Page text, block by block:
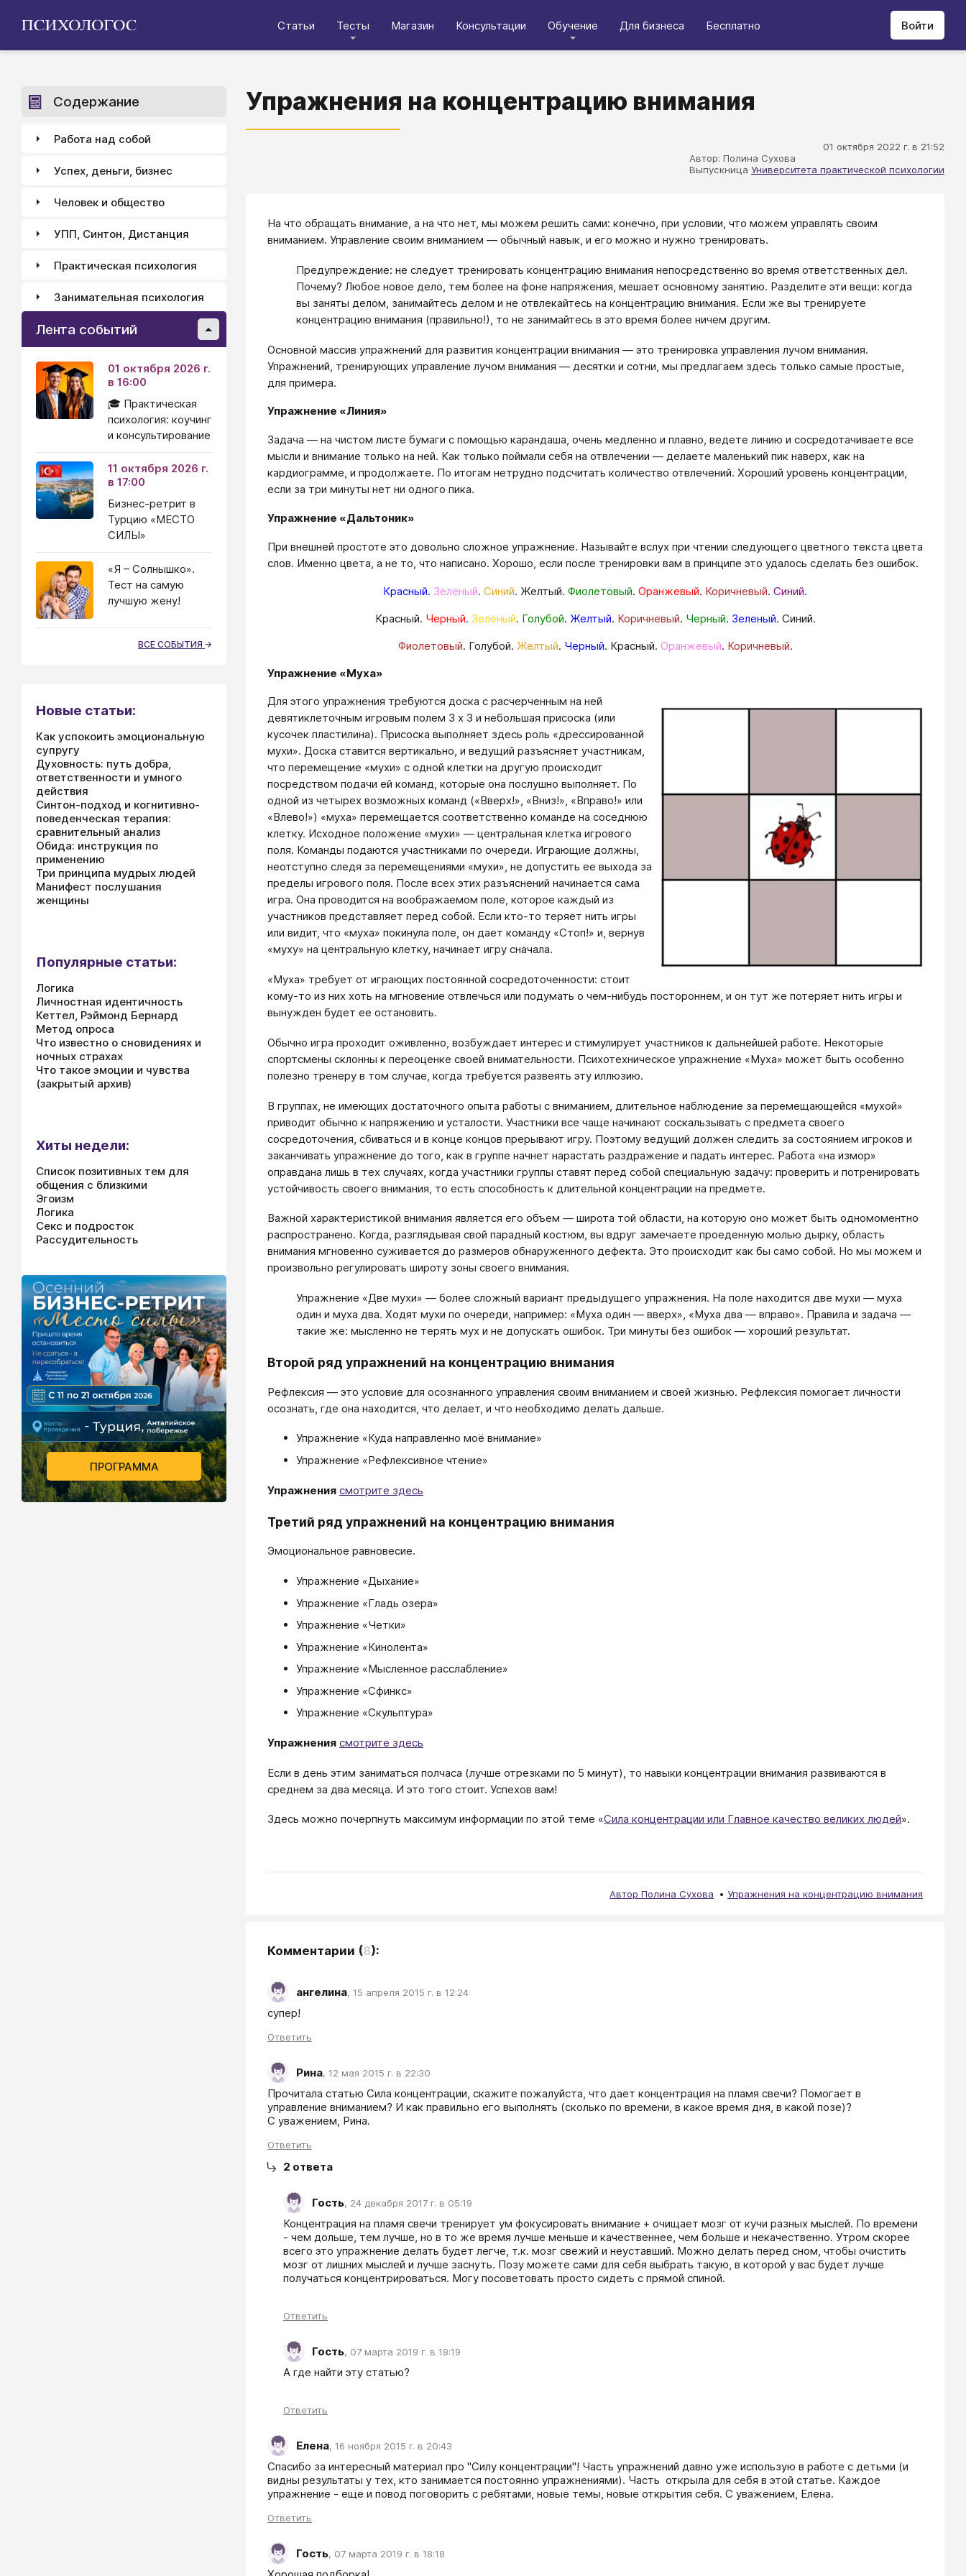
Статьи Тесты Магазин Консультации Обучение Для бизнеса Бесплатно Войти
Упражнения на концентрацию внимания
01 октября 2022 г. в 21:52
Автор: Полина Сухова
Выпускница Университета практической психологии
На что обращать внимание, а на что нет, мы можем решить сами: конечно, при условии, что можем управлять своим
вниманием. Управление своим вниманием ― обычный навык, и его можно и нужно тренировать.
Предупреждение: не следует тренировать концентрацию внимания непосредственно во время ответственных дел.
Почему? Любое новое дело, тем более на фоне напряжения, мешает основному занятию. Разделите эти вещи: когда
вы заняты делом, занимайтесь делом и не отвлекайтесь на концентрацию внимания. Если же вы тренируете
концентрацию внимания (правильно!), то не занимайтесь в это время более ничем другим.
Основной массив упражнений для развития концентрации внимания ― это тренировка управления лучом внимания.
Упражнений, тренирующих управление лучом внимания ― десятки и сотни, мы предлагаем здесь только самые простые,
для примера.
Упражнение «Линия»
Задача ― на чистом листе бумаги с помощью карандаша, очень медленно и плавно, ведете линию и сосредотачиваете все
мысли и внимание только на ней. Как только поймали себя на отвлечении ― делаете маленький пик наверх, как на
кардиограмме, и продолжаете. По итогам нетрудно подсчитать количество отвлечений. Хороший уровень концентрации,
если за три минуты нет ни одного пика.
Упражнение «Дальтоник»
При внешней простоте это довольно сложное упражнение. Называйте вслух при чтении следующего цветного текста цвета
слов. Именно цвета, а не то, что написано. Хорошо, если после тренировки вам в принципе это удалось сделать без ошибок.
Красный. Зеленый. Синий. Желтый. Фиолетовый. Оранжевый. Коричневый. Синий.
Красный. Черный. Зеленый. Голубой. Желтый. Коричневый. Черный. Зеленый. Синий.
Фиолетовый. Голубой. Желтый. Черный. Красный. Оранжевый. Коричневый.​
Упражнение «Муха»
Для этого упражнения требуются доска с расчерченным на ней
девятиклеточным игровым полем 3 х 3 и небольшая присоска (или
кусочек пластилина). Присоска выполняет здесь роль «дрессированной
мухи». Доска ставится вертикально, и ведущий разъясняет участникам,
что перемещение «мухи» с одной клетки на другую происходит
посредством подачи ей команд, которые она послушно выполняет. По
одной из четырех возможных команд («Вверх!», «Вниз!», «Вправо!» или
«Влево!») «муха» перемещается соответственно команде на соседнюю
клетку. Исходное положение «мухи» — центральная клетка игрового
поля. Команды подаются участниками по очереди. Играющие должны,
неотступно следя за перемещениями «мухи», не допустить ее выхода за
пределы игрового поля. После всех этих разъяснений начинается сама
игра. Она проводится на воображаемом поле, которое каждый из
участников представляет перед собой. Если кто-то теряет нить игры
или видит, что «муха» покинула поле, он дает команду «Стоп!» и, вернув
«муху» на центральную клетку, начинает игру сначала.
«Муха» требует от играющих постоянной сосредоточенности: стоит
кому-то из них хоть на мгновение отвлечься или подумать о чем-нибудь постороннем, и он тут же потеряет нить игры и
вынужден будет ее остановить.
Обычно игра проходит оживленно, возбуждает интерес и стимулирует участников к дальнейшей работе. Некоторые
спортсмены склонны к переоценке своей внимательности. Психотехническое упражнение «Муха» может быть особенно
полезно тренеру в том случае, когда требуется развеять эту иллюзию.
В группах, не имеющих достаточного опыта работы с вниманием, длительное наблюдение за перемещающейся «мухой»
приводит обычно к напряжению и усталости. Участники все чаще начинают соскальзывать с предмета своего
сосредоточения, сбиваться и в конце концов прерывают игру. Поэтому ведущий должен следить за состоянием игроков и
заканчивать упражнение до того, как в группе начнет нарастать раздражение и падать интерес. Работа «на измор»
оправдана лишь в тех случаях, когда участники группы ставят перед собой специальную задачу: проверить и потренировать
устойчивость своего внимания, то есть способность к длительной концентрации на предмете.
Важной характеристикой внимания является его объем — широта той области, на которую оно может быть одномоментно
распространено. Когда, разглядывая свой парадный костюм, вы вдруг замечаете проеденную молью дырку, область
внимания мгновенно суживается до размеров обнаруженного дефекта. Это происходит как бы само собой. Но мы можем и
произвольно регулировать широту зоны своего внимания.
Упражнение «Две мухи» ― более сложный вариант предыдущего упражнения. На поле находится две мухи ― муха
один и муха два. Ходят мухи по очереди, например: «Муха один ― вверх», «Муха два ― вправо». Правила и задача ―
такие же: мысленно не терять мух и не допускать ошибок. Три минуты без ошибок ― хороший результат.
Второй ряд упражнений на концентрацию внимания
Рефлексия ― это условие для осознанного управления своим вниманием и своей жизнью. Рефлексия помогает личности
осознать, где она находится, что делает, и что необходимо делать дальше.
Упражнение «Куда направленно моё внимание»
Упражнение «Рефлексивное чтение»
Упражнения смотрите здесь
Третий ряд упражнений на концентрацию внимания
Эмоциональное равновесие.
Упражнение «Дыхание»
Упражнение «Гладь озера»
Упражнение «Четки»
Упражнение «Кинолента»
Упражнение «Мысленное расслабление»
Упражнение «Сфинкс»
Упражнение «Скульптура»
Упражнения смотрите здесь
Если в день этим заниматься полчаса (лучше отрезками по 5 минут), то навыки концентрации внимания развиваются в
среднем за два месяца. И это того стоит. Успехов вам!
Здесь можно почерпнуть максимум информации по этой теме «Сила концентрации или Главное качество великих людей».
Автор Полина Сухова Упражнения на концентрацию внимания
Комментарии (8):
ангелина, 15 апреля 2015 г. в 12:24
супер!
Ответить
Рина, 12 мая 2015 г. в 22:30
Прочитала статью Сила концентрации, скажите пожалуйста, что дает концентрация на пламя свечи? Помогает в
управление вниманием? И как правильно его выполнять (сколько по времени, в какое время дня, в какой позе)?
С уважением, Рина.
Ответить
2 ответа
Гость, 24 декабря 2017 г. в 05:19
Концентрация на пламя свечи тренирует ум фокусировать внимание + очищает мозг от кучи разных мыслей. По времени
- чем дольше, тем лучше, но в то же время лучше меньше и качественнее, чем больше и некачественно. Утром скорее
всего это упражнение делать будет легче, т.к. мозг свежий и неуставший. Можно делать перед сном, чтобы очистить
мозг от лишних мыслей и лучше заснуть. Позу можете сами для себя выбрать такую, в которой у вас будет лучше
получаться концентрироваться. Могу посоветовать просто сидеть с прямой спиной.
Ответить
Гость, 07 марта 2019 г. в 18:19
А где найти эту статью?
Ответить
Елена, 16 ноября 2015 г. в 20:43
Спасибо за интересный материал про "Силу концентрации"! Часть упражнений давно уже использую в работе с детьми (и
видны результаты у тех, кто занимается постоянно упражнениями). Часть  открыла для себя в этой статье. Каждое
упражнение - еще и повод поговорить с ребятами, новые темы, новые открытия себя. С уважением, Елена.
Ответить
Гость, 07 марта 2019 г. в 18:18
Содержание
Работа над собой
Успех, деньги, бизнес
Человек и общество
УПП, Синтон, Дистанция
Практическая психология
Занимательная психология
Лента событий
01 октября 2026 г.
в 16:00
🎓 Практическая
психология: коучинг
и консультирование
11 октября 2026 г.
в 17:00
Бизнес-ретрит в
Турцию «МЕСТО
СИЛЫ»
«Я – Солнышко».
Тест на самую
лучшую жену!
ВСЕ СОБЫТИЯ
Новые статьи:
Как успокоить эмоциональную
супругу
Духовность: путь добра,
ответственности и умного
действия
Синтон-подход и когнитивно-
поведенческая терапия:
сравнительный анализ
Обида: инструкция по
применению
Три принципа мудрых людей
Манифест послушания
женщины
Популярные статьи:
Логика
Личностная идентичность
Кеттел, Рэймонд Бернард
Метод опроса
Что известно о сновидениях и
ночных страхах
Что такое эмоции и чувства
(закрытый архив)
Хиты недели:
Список позитивных тем для
общения с близкими
Эгоизм
Логика
Секс и подросток
Рассудительность
ПРОГРАММА